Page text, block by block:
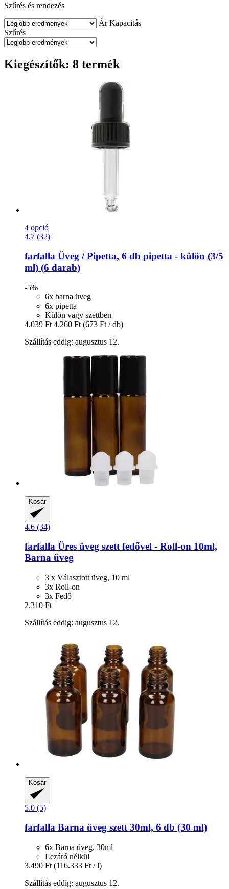
Szűrés és rendezés
Ár Kapacitás
Szűrés
Kiegészítők: 8 termék
4 opció
4.7 (32)
farfalla Üveg / Pipetta, 6 db pipetta -​ külön (3/5
ml) (6 darab)
-5%
6x barna üveg
6x pipetta
Külön vagy szettben
4.039 Ft 4.260 Ft (673 Ft / db)
Szállítás eddig: augusztus 12.
Kosár
4.6 (34)
farfalla Üres üveg szett fedővel -​ Roll-​on 10ml,
Barna üveg
3 x Választott üveg, 10 ml
3x Roll-on
3x Fedő
2.310 Ft
Szállítás eddig: augusztus 12.
Kosár
5.0 (5)
farfalla Barna üveg szett 30ml, 6 db (30 ml)
6x Barna üveg, 30ml
Lezáró nélkül
3.490 Ft (116.333 Ft / l)
Szállítás eddig: augusztus 12.